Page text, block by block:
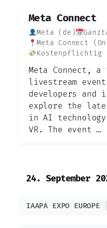
Meta Connect
Meta (de)
Meta Connect
Kostenpflichtig
Meta Connect,
livestream
developers and
explore the
in AI
VR. The event …
24. September
IAAPA EXPO EUROPE